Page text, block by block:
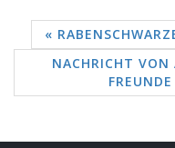
«
NACHRICHT VON